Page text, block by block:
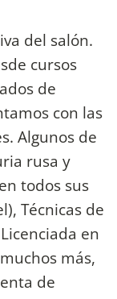
del salón.
cursos
de
con las
Algunos de
rusa y
todos sus
Técnicas de
en
más,
de